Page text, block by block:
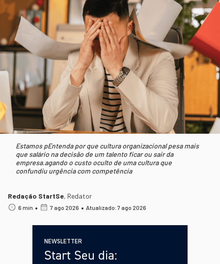
Estamos pEntenda por que cultura organizacional pesa mais
que salário na decisão de um talento ficar ou sair da
empresa.agando o custo oculto de uma cultura que
confundiu urgência com competência
Redação StartSe, Redator
6 min • 7 ago 2026 • Atualizado: 7 ago 2026
NEWSLETTER
Start Seu dia: